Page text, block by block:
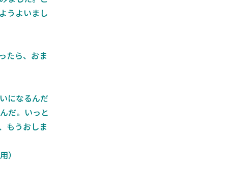
うよいまし
たら、おま
になるんだ
だ。いっと
もうおしま
）